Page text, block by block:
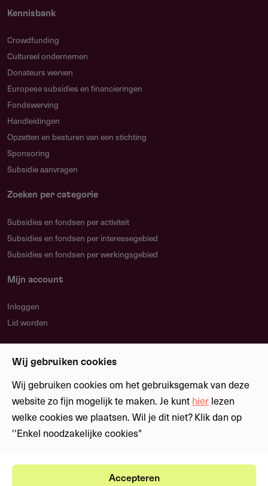
Kennisbank
Crowdfunding
Cultureel ondernemen
Donateurs werven
Europese subsidies en financieringen
Fondswerving
Handleidingen
Opzetten en besturen van een stichting
Sponsoring
Subsidie aanvragen
Zoeken per categorie
Subsidies en fondsen per activiteit
Subsidies en fondsen per interessegebied
Subsidies en fondsen per werkingsgebied
Mijn account
Inloggen
Lid worden
Blijf op de hoogte over nieuwe regelingen en
fondsen
Meld je aan
Wij gebruiken cookies
Wij gebruiken cookies om het gebruiksgemak van deze
website zo fijn mogelijk te maken. Je kunt hier lezen
welke cookies we plaatsen. Wil je dit niet? Klik dan op
''Enkel noodzakelijke cookies"
Accepteren